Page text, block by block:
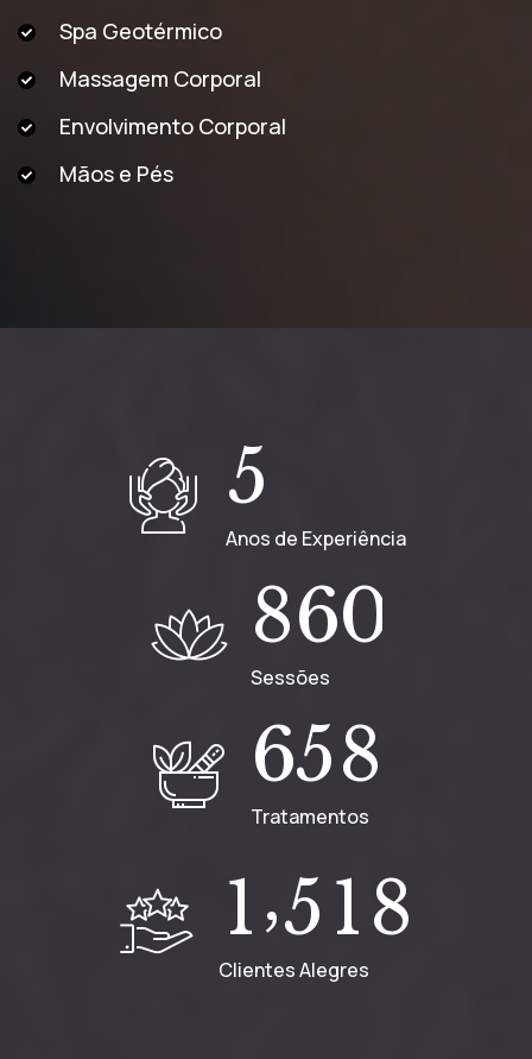
Spa Geotérmico
Massagem Corporal
Envolvimento Corporal
Mãos e Pés
5
Anos de Experiência
860
Sessões
658
Tratamentos
1,518
Clientes Alegres